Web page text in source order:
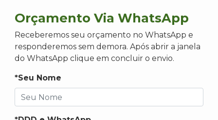
Orçamento Via WhatsApp
Receberemos seu orçamento no WhatsApp e
responderemos sem demora. Após abrir a janela
do WhatsApp clique em concluir o envio.
*Seu Nome